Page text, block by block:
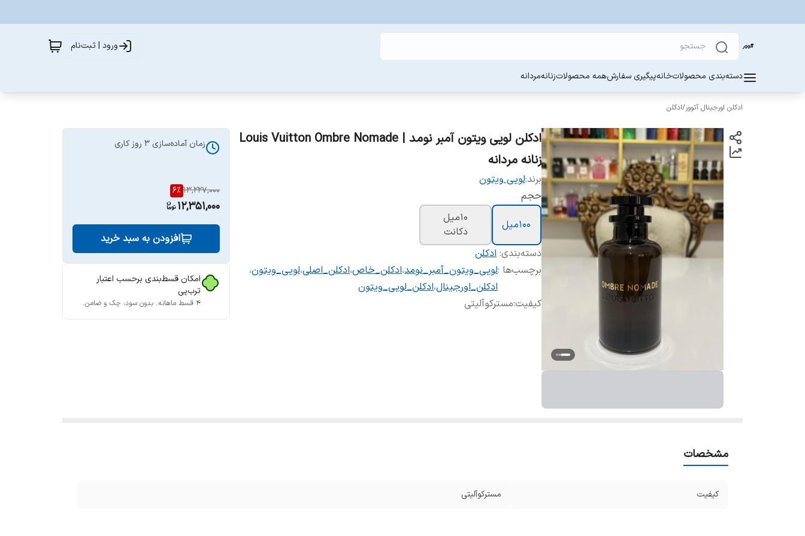
ورود | ثبت‌نام
دسته‌بندی محصولاتخانهپیگیری سفارشهمه محصولاتزنانهمردانه
ادکلن اورجینال آتوور/ادکلن
ادکلن لویی ویتون آمبر نومد | Louis Vuitton Ombre Nomade
زنانه مردانه
برند:لویی ویتون
حجم
100ميل
10ميل
دکانت
دسته‌بندی: ادکلن
برچسب‌ها :لویی_ویتون_آمبر_نومد،ادکلن_خاص،ادکلن_اصلی،لویی_ویتون،
ادکلن_اورجینال،ادکلن_لویی_ویتون
کیفیت:مسترکوآلیتی
زمان آماده‌سازی 3 روز کاری
13,227,000
6%
12,351,000
افزودن به سبد خرید
امکان قسط‌بندی برحسب اعتبار
ترب‌پی
۴ قسط ماهانه. بدون سود، چک و ضامن.
مشخصات
کیفیت مسترکوآلیتی